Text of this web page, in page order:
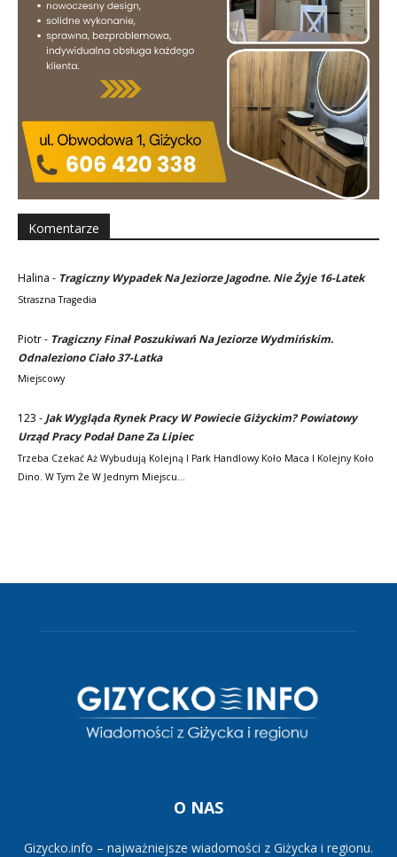
Komentarze
Halina - Tragiczny Wypadek Na Jeziorze Jagodne. Nie Żyje 16-Latek
Straszna Tragedia
Piotr- Tragiczny Finał Poszukiwań Na Jeziorze Wydmińskim.
Odnaleziono Ciało 37-Latka
Miejscowy
123 -Jak Wygląda Rynek Pracy W Powiecie Giżyckim? Powiatowy
Urząd Pracy Podał Dane Za Lipiec
Trzeba Czekać Aż Wybudują Kolejną I Park Handlowy Koło Maca I Kolejny Koło
Dino. W Tym Że W Jednym Miejscu…
O NAS
Gizycko.info – najważniejsze wiadomości z Giżycka i regionu.